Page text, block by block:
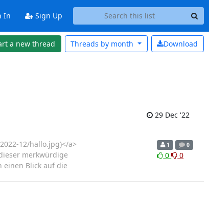
In Sign Up
a new thread Download
Threads by month
29 Dec '22
12/hallo.jpg)</a>
merkwürdige
einen Blick auf die
1 0
0 0